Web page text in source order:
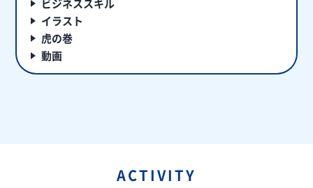
ビジネススキル
イラスト
虎の巻
動画
ACTIVITY